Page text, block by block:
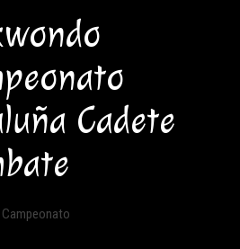
Cadete
Campeonato